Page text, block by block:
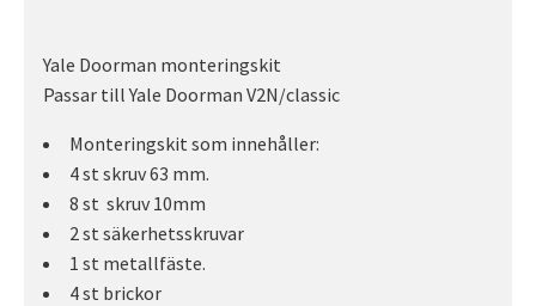
Yale Doorman monteringskit
Passar till Yale Doorman V2N/classic
Monteringskit som innehåller:
4 st skruv 63 mm.
8 st skruv 10mm
2 st säkerhetsskruvar
1 st metallfäste.
4 st brickor